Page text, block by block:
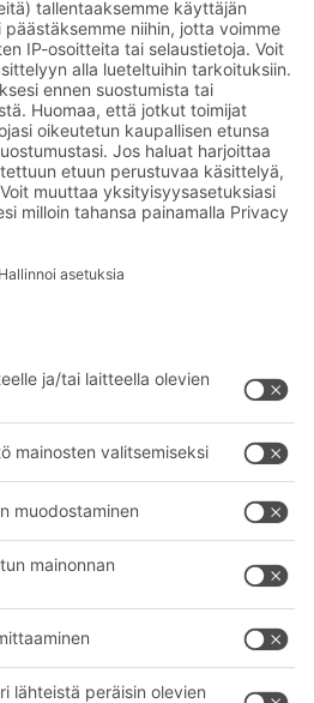
alennukset
Neuvonta & Palvelu
BITO PROJEKTIOPAS